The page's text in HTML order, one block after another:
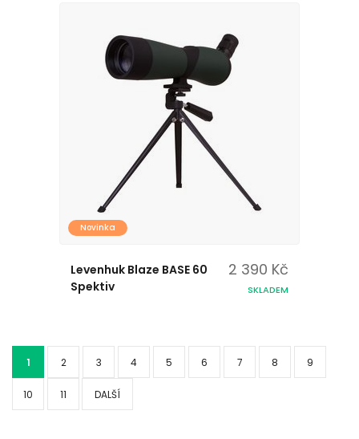
Novinka
Levenhuk Blaze BASE 60
Spektiv
2 390 Kč
SKLADEM
1 2 3 4 5 6 7 8 9
10 11 DALŠÍ